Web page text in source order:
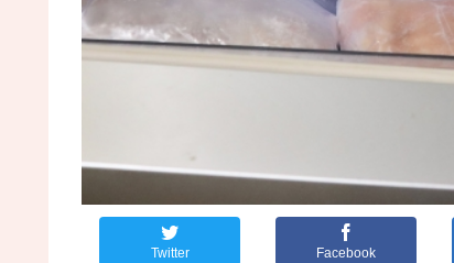
Twitter Facebook